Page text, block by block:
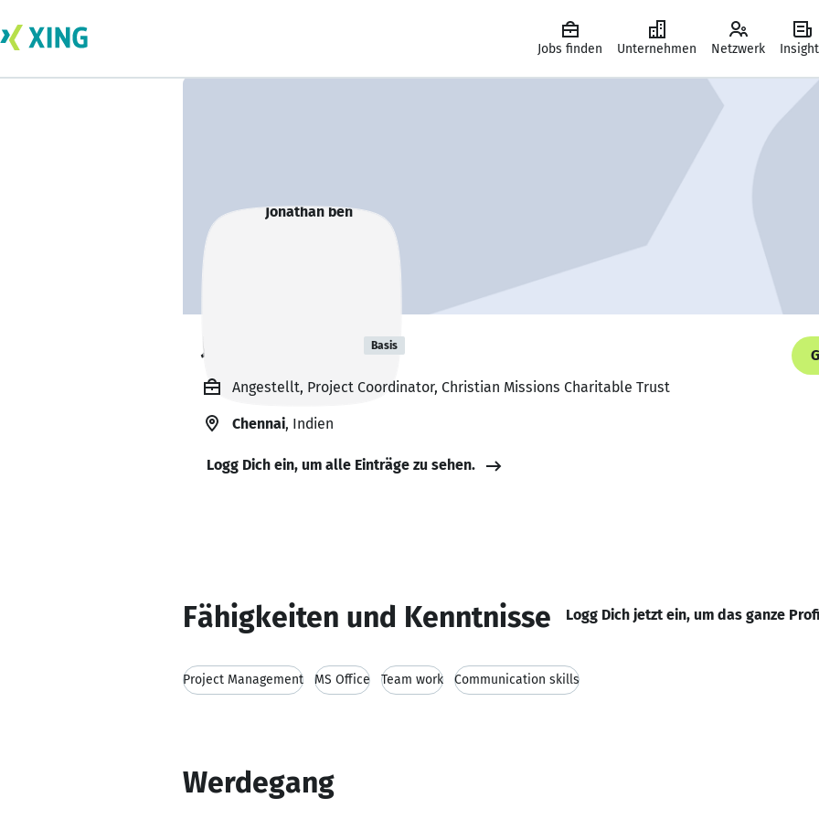
Jobs finden Unternehmen Netzwerk
Jonathan ben Basis
Angestellt, Project Coordinator, Christian Missions Charitable Trust
Chennai, Indien
Logg Dich ein, um alle Einträge zu sehen.
Fähigkeiten und Kenntnisse Logg Dich jetzt ein, um das ganze
Project Management MS Office Team work Communication skills
Werdegang